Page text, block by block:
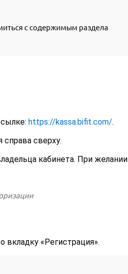
с содержимым раздела
https://kassa.bifit.com/.
справа сверху.
кабинета. При желании
вкладку «Регистрация».